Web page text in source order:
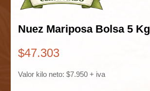
Nuez Mariposa Bolsa 5 Kg
$47.303
Valor kilo neto: $7.950 + iva